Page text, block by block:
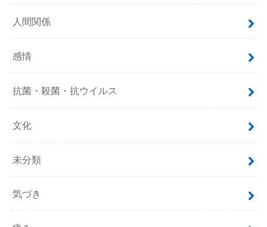
人間関係
感情
抗菌・殺菌・抗ウイルス
文化
未分類
気づき